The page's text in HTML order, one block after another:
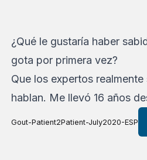
¿Qué le gustaría haber
gota por primera vez?
Que los expertos
hablan. Me llevó 16 años
Gout-Patient2Patient-July2020-ESP